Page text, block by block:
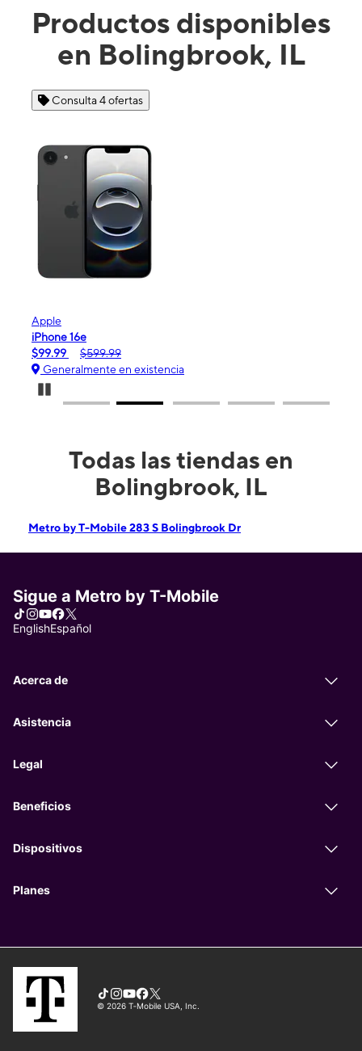
Productos disponibles
en Bolingbrook, IL
Consulta 4 ofertas
Apple
iPhone 16e
$99.99
$599.99
Generalmente en existencia
Todas las tiendas en
Bolingbrook, IL
Metro by T-Mobile 283 S Bolingbrook Dr